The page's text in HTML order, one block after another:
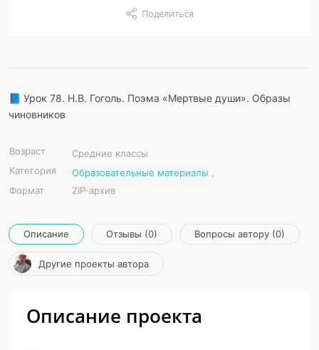
Поделиться
📘 Урок 78. Н.В. Гоголь. Поэма «Мертвые души». Образы
чиновников
Возраст
Средние классы
Категория
Образовательные материалы
Формат
ZIP-архив
Описание Отзывы (0) Вопросы автору (0)
Другие проекты автора
Описание проекта